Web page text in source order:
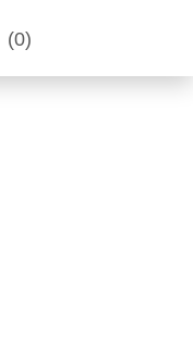
(0)